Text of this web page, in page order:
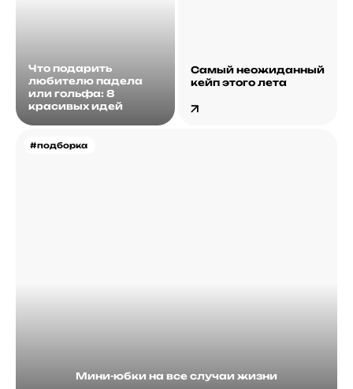
Что подарить
любителю падела
или гольфа: 8
красивых идей
#подборка
Мини-юбки на все случаи жизни
Самый неожиданный
кейп этого лета